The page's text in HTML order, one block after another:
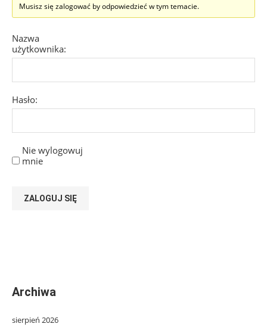
Musisz się zalogować by odpowiedzieć w tym temacie.
Nazwa
użytkownika:
Hasło:
Nie wylogowuj
mnie
ZALOGUJ SIĘ
Archiwa
sierpień 2026